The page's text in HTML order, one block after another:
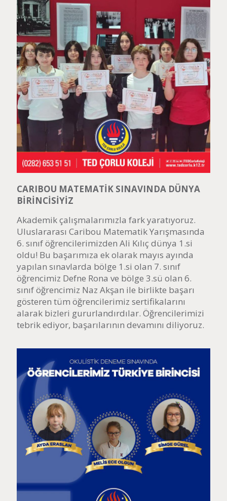
CARIBOU MATEMATİK SINAVINDA DÜNYA
BİRİNCİSİYİZ
Akademik çalışmalarımızla fark yaratıyoruz.
Uluslararası Caribou Matematik Yarışmasında
6. sınıf öğrencilerimizden Ali Kılıç dünya 1.si
oldu! Bu başarımıza ek olarak mayıs ayında
yapılan sınavlarda bölge 1.si olan 7. sınıf
öğrencimiz Defne Rona ve bölge 3.sü olan 6.
sınıf öğrencimiz Naz Akşan ile birlikte başarı
gösteren tüm öğrencilerimiz sertifikalarını
alarak bizleri gururlandırdılar. Öğrencilerimizi
tebrik ediyor, başarılarının devamını diliyoruz.